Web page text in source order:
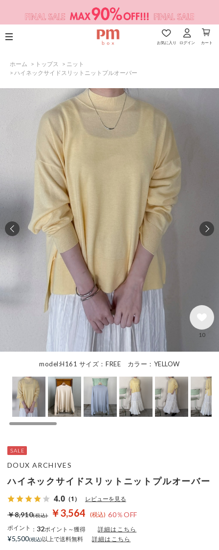
お気に入り ログイン カート
ホーム > トップス > ニット
> ハイネックサイドスリットニットプルオーバー
model:H161 サイズ：FREE カラー：YELLOW
10
ハイネックサイドスリットニットプルオーバー
4.0 （1） レビューを見る
￥3,564 60％OFF
￥8,910
ポイント ： 32ポイント～獲得 詳細はこちら
DOUX ARCHIVES
¥5,500 以上で送料無料 詳細はこちら